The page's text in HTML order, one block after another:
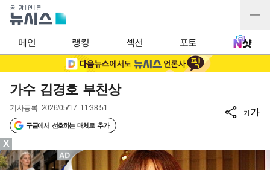
메인 랭킹 섹션 포토
가수 김경호 부친상
기사등록 2026/05/17 11:38:51
구글에서 선호하는 매체로 추가
가가
X